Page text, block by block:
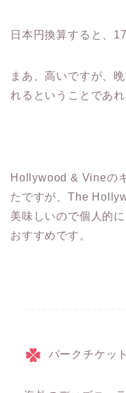
日本円換算すると、
まあ、高いですが、
れるということであ
Hollywood & Vineの
たですが、The
美味しいので個人的
おすすめです。
パークチケッ